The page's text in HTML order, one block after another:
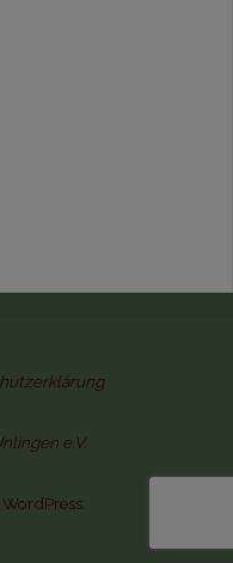
e.V.
WordPress.